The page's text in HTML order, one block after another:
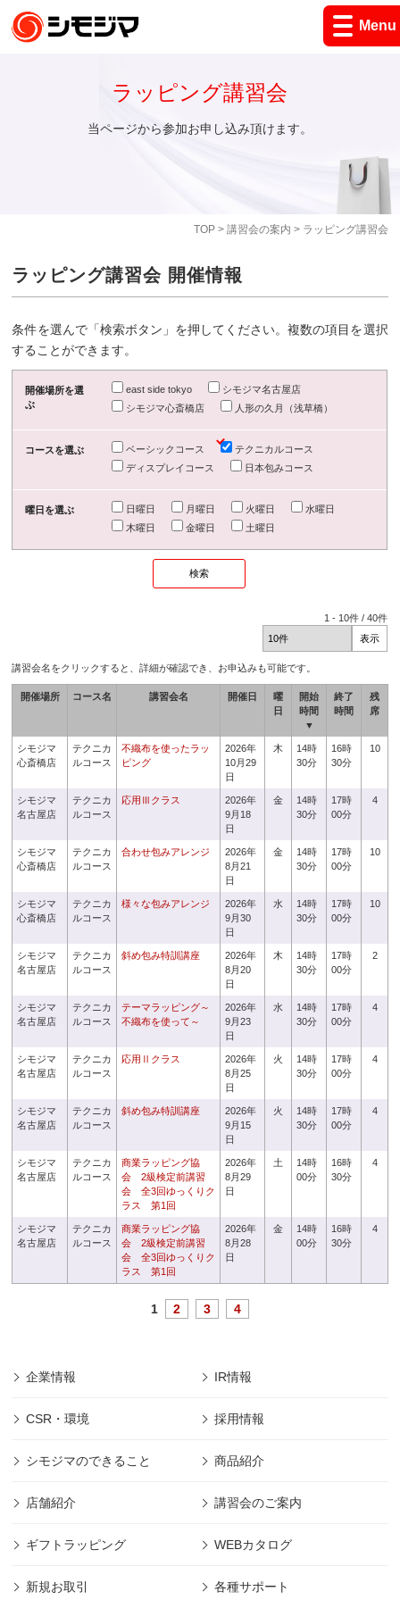
Menu
TOP> 講習会の案内 > ラッピング講習会
ラッピング講習会
当ページから参加お申し込み頂けます。
ラッピング講習会 開催情報
条件を選んで「検索ボタン」を押してください。複数の項目を選択
することができます。
開催場所を選
ぶ
east side tokyo
シモジマ名古屋店
シモジマ心斎橋店
人形の久月（浅草橋）
コースを選ぶ ベーシックコース
テクニカルコース
ディスプレイコース
日本包みコース
曜日を選ぶ 日曜日 月曜日 火曜日
水曜日
木曜日
金曜日 土曜日
1 - 10件 /40件
講習会名をクリックすると、詳細が確認でき、お申込みも可能です。
開催場所 コース名 講習会名 開催日
曜
日
開始
時間
▼
終了
時間
残
席
シモジマ
心斎橋店
テクニカ
ルコース
不織布を使ったラッ
ピング
2026年
10月29
日
木
14時
30分
16時
30分
10
シモジマ
名古屋店
テクニカ
ルコース
応用Ⅲクラス
2026年
9月18
日
金
14時
30分
17時
00分
4
シモジマ
心斎橋店
テクニカ
ルコース
合わせ包みアレンジ
2026年
8月21
日
金
14時
30分
17時
00分
10
シモジマ
心斎橋店
テクニカ
ルコース
様々な包みアレンジ
2026年
9月30
日
水
14時
30分
17時
00分
10
シモジマ
名古屋店
テクニカ
ルコース
斜め包み特訓講座
2026年
8月20
日
木
14時
30分
17時
00分
2
シモジマ
名古屋店
テクニカ
ルコース
テーマラッピング～
不織布を使って～
2026年
9月23
日
水
14時
30分
17時
00分
4
シモジマ
名古屋店
テクニカ
ルコース
応用Ⅱクラス
2026年
8月25
日
火
14時
30分
17時
00分
4
シモジマ
名古屋店
テクニカ
ルコース
斜め包み特訓講座
2026年
9月15
日
火
14時
30分
17時
00分
4
シモジマ
名古屋店
テクニカ
ルコース
商業ラッピング協
会 2級検定前講習
会 全3回ゆっくりク
ラス 第1回
2026年
8月29
日
土
14時
00分
16時
30分
4
シモジマ
名古屋店
テクニカ
ルコース
商業ラッピング協
会 2級検定前講習
会 全3回ゆっくりク
ラス 第1回
2026年
8月28
日
金
14時
00分
16時
30分
4
1 2 3 4
企業情報 IR情報
CSR・環境 採用情報
シモジマのできること 商品紹介
店舗紹介 講習会のご案内
ギフトラッピング WEBカタログ
新規お取引 各種サポート